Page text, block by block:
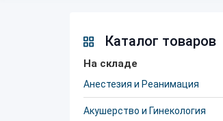
Каталог товаров
На складе
Анестезия и Реанимация
Акушерство и Гинекология